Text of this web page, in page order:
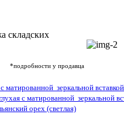
складских
*подробности у продавца
матированной зеркальной
с матированной зеркальной
орех (светлая)